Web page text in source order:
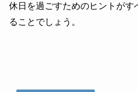
休日を過ごすためのヒントがす
ることでしょう。